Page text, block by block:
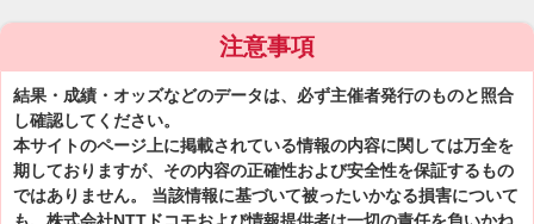
注意事項
結果・成績・オッズなどのデータは、必ず主催者発行のものと照合
し確認してください。
本サイトのページ上に掲載されている情報の内容に関しては万全を
期しておりますが、その内容の正確性および安全性を保証するもの
ではありません。 当該情報に基づいて被ったいかなる損害について